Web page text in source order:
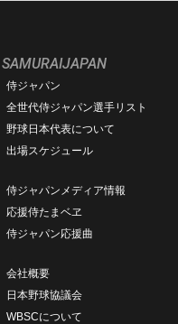
SAMURAIJAPAN
侍ジャパン
全世代侍ジャパン選手リスト
野球日本代表について
出場スケジュール
侍ジャパンメディア情報
応援侍たまベヱ
侍ジャパン応援曲
会社概要
日本野球協議会
WBSCについて